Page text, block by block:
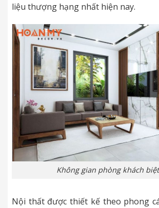
liệu thượng hạng nhất hiện nay.
Không gian phòng khách
Nội thất được thiết kế theo phong